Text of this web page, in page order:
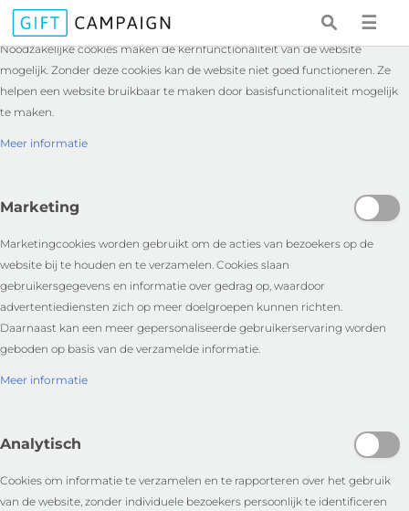
Essentieel
Noodzakelijke cookies maken de kernfunctionaliteit van de website
mogelijk. Zonder deze cookies kan de website niet goed functioneren. Ze
helpen een website bruikbaar te maken door basisfunctionaliteit mogelijk
te maken.
Meer informatie
Marketing
Marketingcookies worden gebruikt om de acties van bezoekers op de
website bij te houden en te verzamelen. Cookies slaan
gebruikersgegevens en informatie over gedrag op, waardoor
advertentiediensten zich op meer doelgroepen kunnen richten.
Daarnaast kan een meer gepersonaliseerde gebruikerservaring worden
geboden op basis van de verzamelde informatie.
Meer informatie
Analytisch
Cookies om informatie te verzamelen en te rapporteren over het gebruik
van de website, zonder individuele bezoekers persoonlijk te identificeren
☰